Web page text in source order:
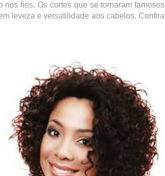
fios. Os cortes que se tornaram famosos
leveza e versatilidade aos cabelos. Confira